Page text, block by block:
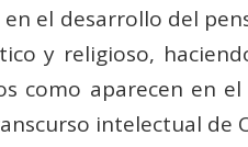
el desarrollo del
y religioso,
como aparecen en
intelectual de